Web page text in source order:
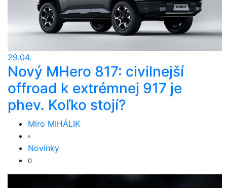
29.04.
Nový MHero 817: civilnejší
offroad k extrémnej 917 je
phev. Koľko stojí?
Miro MIHÁLIK
Novinky
0